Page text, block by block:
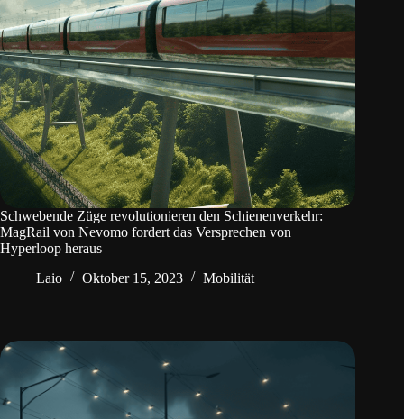
Schwebende Züge revolutionieren den Schienenverkehr:
MagRail von Nevomo fordert das Versprechen von
Hyperloop heraus
Laio
Oktober 15, 2023 Mobilität